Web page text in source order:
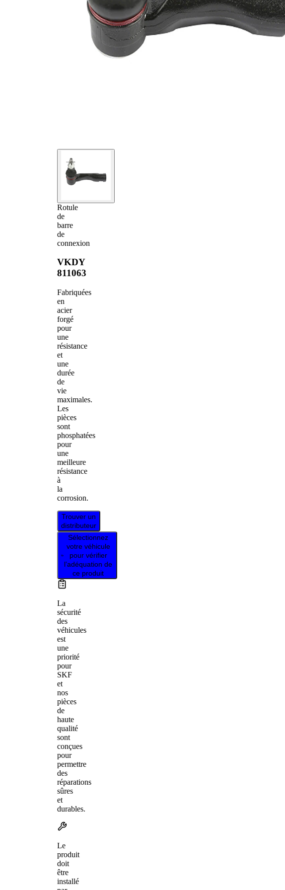
Rotule
de
barre
de
connexion
VKDY
811063
Fabriquées
en
acier
forgé
pour
une
résistance
et
une
durée
de
vie
maximales.
Les
pièces
sont
phosphatées
pour
une
meilleure
résistance
à
la
corrosion.
Trouver un
distributeur
Sélectionnez
votre véhicule
pour vérifier
l’adéquation de
ce produit
La
sécurité
des
véhicules
est
une
priorité
pour
SKF
et
nos
pièces
de
haute
qualité
sont
conçues
pour
permettre
des
réparations
sûres
et
durables.
Le
produit
doit
être
installé